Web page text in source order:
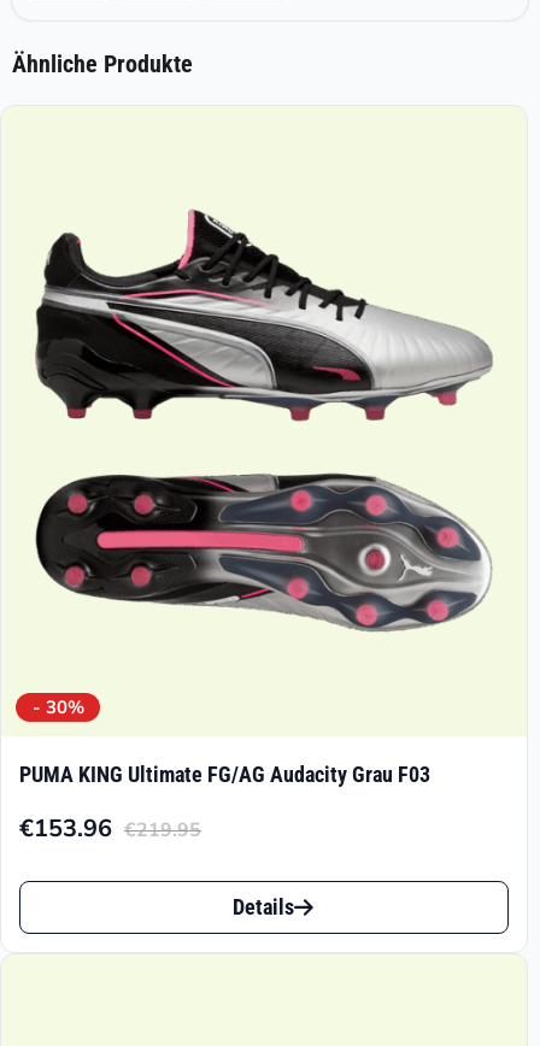
Ähnliche Produkte
- 30%
PUMA KING Ultimate FG/AG Audacity Grau F03
€219.95
Ursprünglicher
Preis
€219.95
€153.96
Aktueller
Preis
€153.96.
Dieses
Produkt
Details